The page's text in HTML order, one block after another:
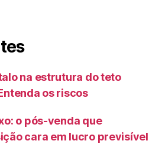
na estrutura do teto
os riscos
o pós-venda que
cara em lucro previsível